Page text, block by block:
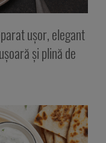
ușor, elegant
și plină de